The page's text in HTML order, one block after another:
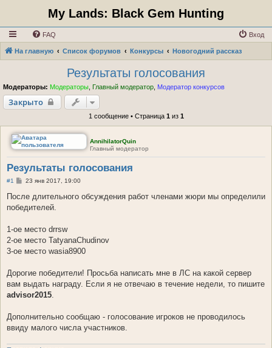
My Lands: Black Gem Hunting
FAQ Вход
На главную Список форумов Конкурсы Новогодний рассказ
Результаты голосования
Модераторы: Модераторы Главный модератор Модератор конкурсов
Закрыто
1 сообщение • Страница 1из 1
AnnihilatorQuin
Главный модератор
Результаты голосования
#1
С
о
щ
и
е
23 янв 2017, 19:00
После длительного обсуждения работ членами жюри мы определили
победителей.
1-ое место drrsw
2-ое место TatyanaChudinov
3-ое место wasia8900
Дорогие победители! Просьба написать мне в ЛС на какой сервер
вам выдать награду. Если я не отвечаю в течение недели, то пишите
advisor2015
Дополнительно сообщаю - голосование игроков не проводилось
ввиду малого числа участников.